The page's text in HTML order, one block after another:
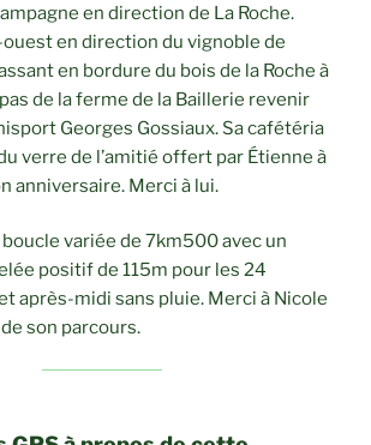
en direction de La Roche.
en direction du vignoble de
en bordure du bois de la Roche à
de la ferme de la Baillerie revenir
Georges Gossiaux. Sa cafétéria
verre de l’amitié offert par Étienne à
anniversaire. Merci à lui.
variée de 7km500 avec un
positif de 115m pour les 24
après-midi sans pluie. Merci à Nicole
son parcours.